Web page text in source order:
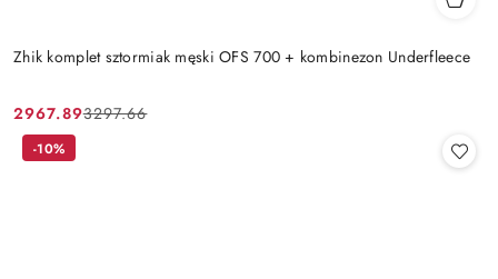
Zhik komplet sztormiak męski OFS 700 + kombinezon Underfleece
Cena
promocyjna:
2967.89
Cena
przed
3297.66
-10%